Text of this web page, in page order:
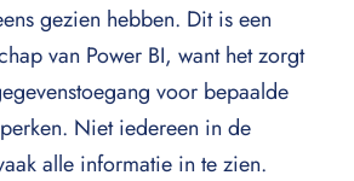
gezien hebben. Dit is een
van Power BI, want het zorgt
voor bepaalde
Niet iedereen in de
alle informatie in te zien.